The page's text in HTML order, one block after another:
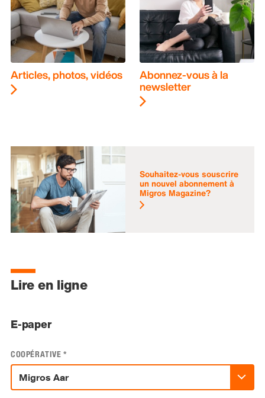
Articles, photos, vidéos Abonnez-vous à la
newsletter
Souhaitez-vous souscrire
un nouvel abonnement à
Migros Magazine?
Lire en ligne
E-paper
COOPÉRATIVE *